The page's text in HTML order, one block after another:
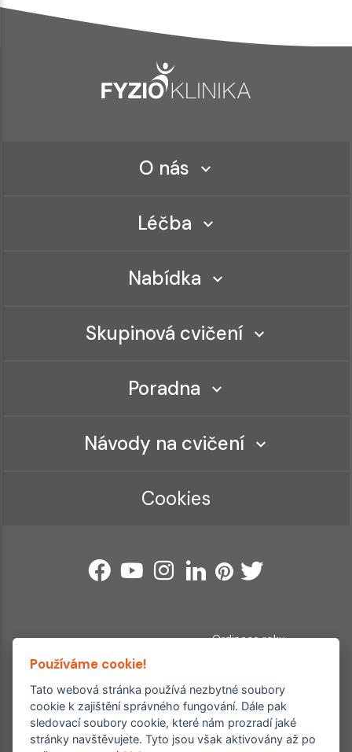
O nás
Léčba
Nabídka
Skupinová cvičení
Poradna
Návody na cvičení
Cookies
Ordinace roku
Copyright © 2011–2026 FYZIOklinika s.r.o.
Machkova 1642/2, Praha 4, Jižní Město – Chodov
Všechna práva vyhrazena. Jakékoliv užití obsahu či jeho částí
Používáme cookie!
Tato webová stránka používá nezbytné soubory
cookie k zajištění správného fungování. Dále pak
sledovací soubory cookie, které nám prozradí jaké
stránky navštěvujete. Tyto jsou však aktivovány až po